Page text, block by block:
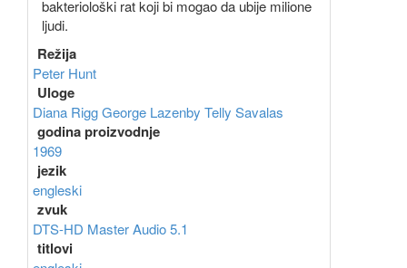
bakteriološki rat koji bi mogao da ubije milione
ljudi.
Režija
Peter Hunt
Uloge
Diana RiggGeorge Lazenby Telly Savalas
godina proizvodnje
1969
jezik
engleski
zvuk
DTS-HD Master Audio 5.1
titlovi